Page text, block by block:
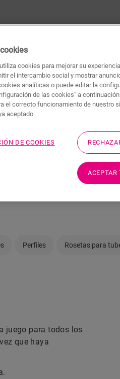
su parquet
obra merece la pena, hay
o renovar el existente.
Aquí encontrará
a la perfección con todos
Perfiles Rosetas para
juego para todos los
que haya
cookies para mejorar su
el intercambio social y mostrar
analíticas o puede editar la
de las cookies" a
el correcto funcionamiento de nuestro
aceptado.
DE COOKIES
ACEPTAR